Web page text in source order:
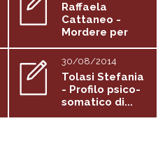
Raffaela
Cattaneo -
Mordere per
vivere
30/08/2014
Tolasi Stefania
- Profilo psico-
somatico di...